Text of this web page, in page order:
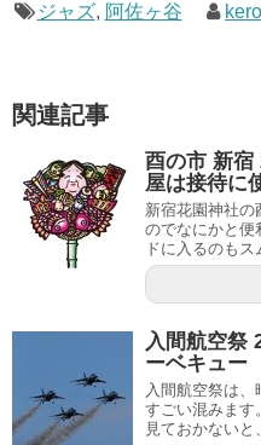
ジャズ, 阿佐ヶ谷 kero
関連記事
酉の市 新宿
屋は接待に
新宿花園神社の
のでなにかと便
ドに入るのも
入間航空祭
ーベキュー
入間航空祭は
すごい混みます
見ておかない